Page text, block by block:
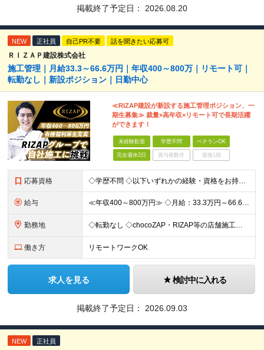
掲載終了予定日： 2026.08.20
NEW 正社員 自己PR不要 話を聞きたい応募可
ＲＩＺＡＰ建設株式会社
施工管理｜月給33.3～66.6万円｜年収400～800万｜リモート可｜
転勤なし｜新設ポジション｜日勤中心
≪RIZAP建設が新設する施工管理ポジション、一
期生募集≫ 裁量×高年収×リモート可で長期活躍
ができます！
未経験歓迎 学歴不問 ベテランOK
完全週休2日 賞与複数月 面接1回
応募資格 ◇学歴不問 ◇以下いずれかの経験・資格をお持ちの方 ≪対象経験≫ ・店舗内装工事（フィットネス・飲食・物販など）の施工管理経験 ・電気/空調/給排水工事いずれかの施工管理経験（1年以上目安） ・職長
給与 ≪年収400～800万円≫ ◇月給：33.3万円～66.6万円 ◇残業代別途支給 ◇昇給年2回（実力次第でスピード昇給可能） スキル・経験に応じた評価制度 ￣￣￣￣￣￣￣￣￣￣￣￣￣ 新設チームのた
勤務地 ◇転勤なし ◇chocoZAP・RIZAP等の店舗施工を担当 ◇本社もしくは在宅での勤務になります 【本社所在地】 東京都新宿区西新宿8-17-1 住友不動産新宿グランドタワー36F 【転勤につい
働き方 リモートワークOK
求人を見る 検討中に入れる
掲載終了予定日： 2026.09.03
NEW 正社員